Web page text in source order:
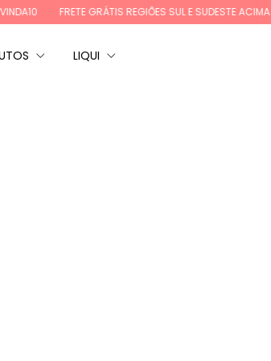
FRETE GRÁTIS REGIÕES SUL E SUDESTE ACIMA DE R$ 350
LIQUI